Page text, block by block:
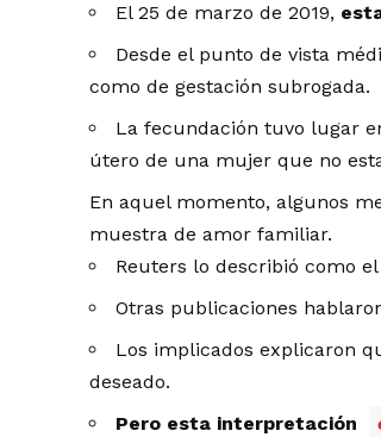
El 25 de marzo de 2019,
Desde el punto de vista
como de gestación subrogada.
La fecundación tuvo lugar
útero de una mujer que no
En aquel momento, algunos
muestra de amor familiar.
Reuters lo describió como
Otras publicaciones
Los implicados explicaron
deseado.
Pero esta interpretación